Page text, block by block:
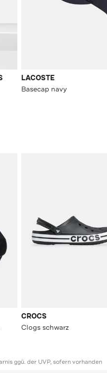
LACOSTE
Basecap navy
CROCS
Clogs schwarz
ggü. der UVP, sofern vorhanden